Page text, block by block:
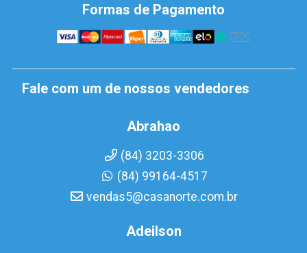
Formas de Pagamento
Fale com um de nossos vendedores
Abrahao
(84) 3203-3306
(84) 99164-4517
vendas5@casanorte.com.br
Adeilson